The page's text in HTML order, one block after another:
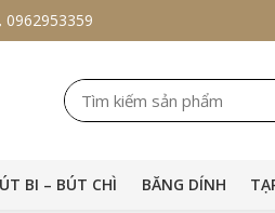
0962953359
BI – BÚT CHÌ BĂNG DÍNH